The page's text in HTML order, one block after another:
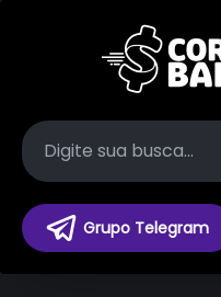
Grupo Telegram